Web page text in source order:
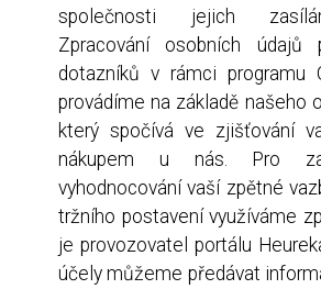
společnosti jejich
Zpracování osobních
dotazníků v rámci programu
provádíme na základě našeho
který spočívá ve zjišťování
nákupem u nás. Pro
vyhodnocování vaší zpětné
tržního postavení využíváme
je provozovatel portálu
účely můžeme předávat